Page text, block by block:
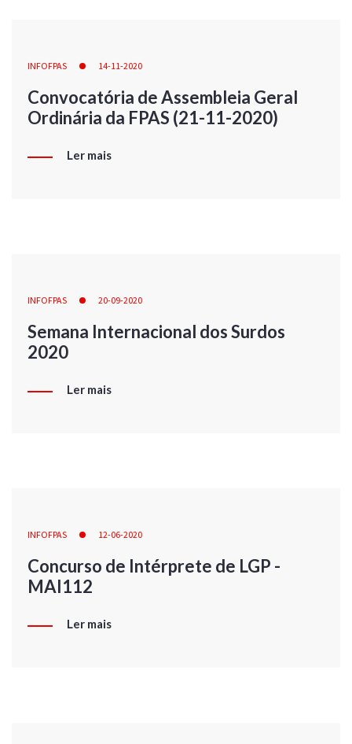
INFOFPAS 14-11-2020
Convocatória de Assembleia Geral
Ordinária da FPAS (21-11-2020)
Ler mais
INFOFPAS 20-09-2020
Semana Internacional dos Surdos
2020
Ler mais
INFOFPAS 12-06-2020
Concurso de Intérprete de LGP -
MAI112
Ler mais